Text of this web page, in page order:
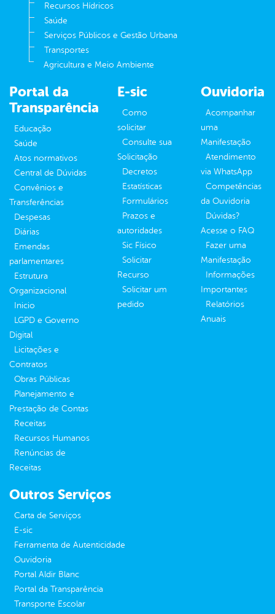
Recursos Hídricos
Saúde
Serviços Públicos e Gestão Urbana
Transportes
Agricultura e Meio Ambiente
Portal da
Transparência
Educação
Saúde
Atos normativos
Central de Dúvidas
Convênios e
Transferências
Despesas
Diárias
Emendas
parlamentares
Estrutura
Organizacional
Inicio
LGPD e Governo
Digital
Licitações e
Contratos
Obras Públicas
Planejamento e
Prestação de Contas
Receitas
Recursos Humanos
Renúncias de
Receitas
E-sic
Como
solicitar
Consulte sua
Solicitação
Decretos
Estatísticas
Formulários
Prazos e
autoridades
Sic Físico
Solicitar
Recurso
Solicitar um
pedido
Ouvidoria
Acompanhar
uma
Manifestação
Atendimento
via WhatsApp
Competências
da Ouvidoria
Dúvidas?
Acesse o FAQ
Fazer uma
Manifestação
Informações
Importantes
Relatórios
Anuais
Outros Serviços
Carta de Serviços
E-sic
Ferramenta de Autenticidade
Ouvidoria
Portal Aldir Blanc
Portal da Transparência
Transporte Escolar